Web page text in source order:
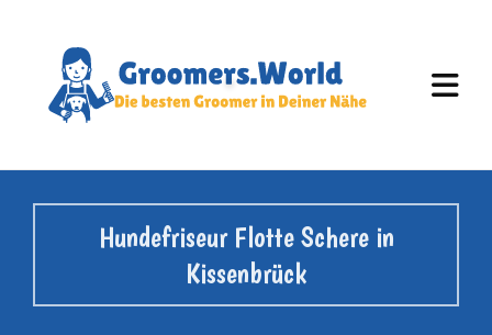
Hundefriseur Flotte Schere in
Kissenbrück